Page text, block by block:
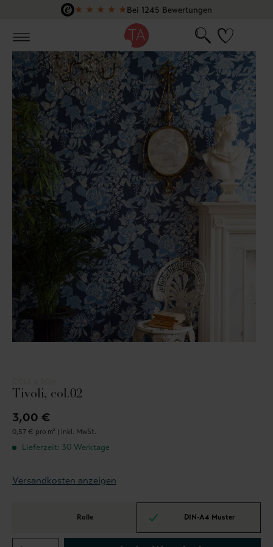
Zum Hauptinhalt springen
★ ★ ★ ★ ★Bei 1245 Bewertungen
Tivoli, col.02
3,00 €
0,57 € pro m² | inkl. MwSt.
Lieferzeit: 30 Werktage
Versandkosten anzeigen
Rolle DIN-A4 Muster